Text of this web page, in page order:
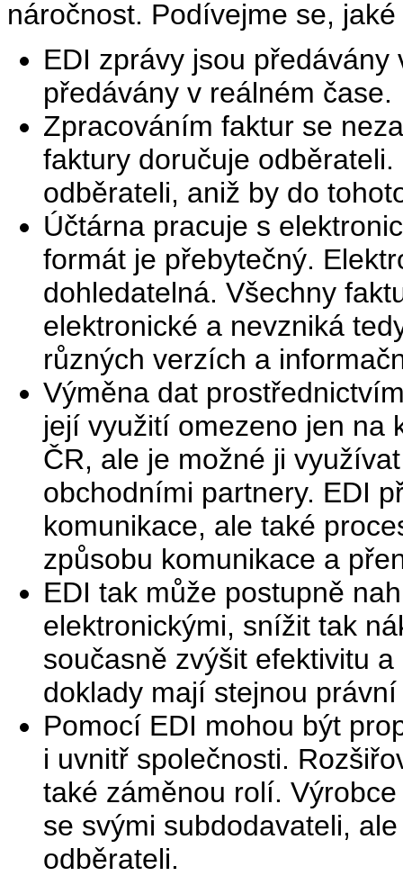
náročnost. Podívejme se,
EDI zprávy jsou
předávány v reálném čase.
Zpracováním faktur se
faktury doručuje
odběrateli, aniž by do
Účtárna pracuje s
formát je přebytečný.
dohledatelná. Všechny
elektronické a nevzniká
různých verzích a
Výměna dat
její využití omezeno jen na
ČR, ale je možné ji
obchodními partnery. EDI
komunikace, ale také
způsobu komunikace a
EDI tak může postupně
elektronickými, snížit tak
současně zvýšit efektivitu
doklady mají stejnou
Pomocí EDI mohou být
i uvnitř společnosti.
také záměnou rolí.
se svými subdodavateli,
odběrateli.